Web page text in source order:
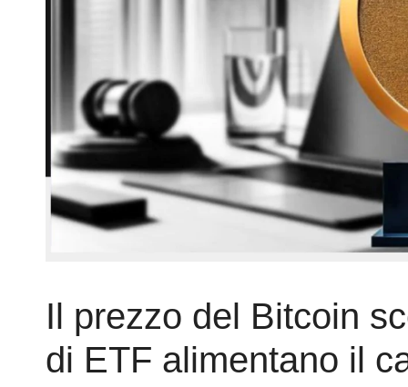
Il prezzo del Bitcoin
di ETF alimentano il